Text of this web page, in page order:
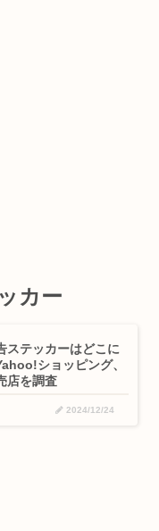
カー
ステッカーはどこに
ショッピング、
店を調査
2024/12/24